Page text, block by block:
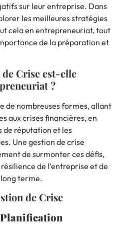
sur leur entreprise. Dans
les meilleures stratégies
cela en entrepreneuriat, tout
de la préparation et
Crise est-elle
?
de nombreuses formes, allant
aux crises financières, en
de réputation et les
Une gestion de crise
de surmonter ces défis,
de l’entreprise et de
terme.
de Crise